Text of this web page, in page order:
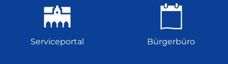
Serviceportal Bürgerbüro